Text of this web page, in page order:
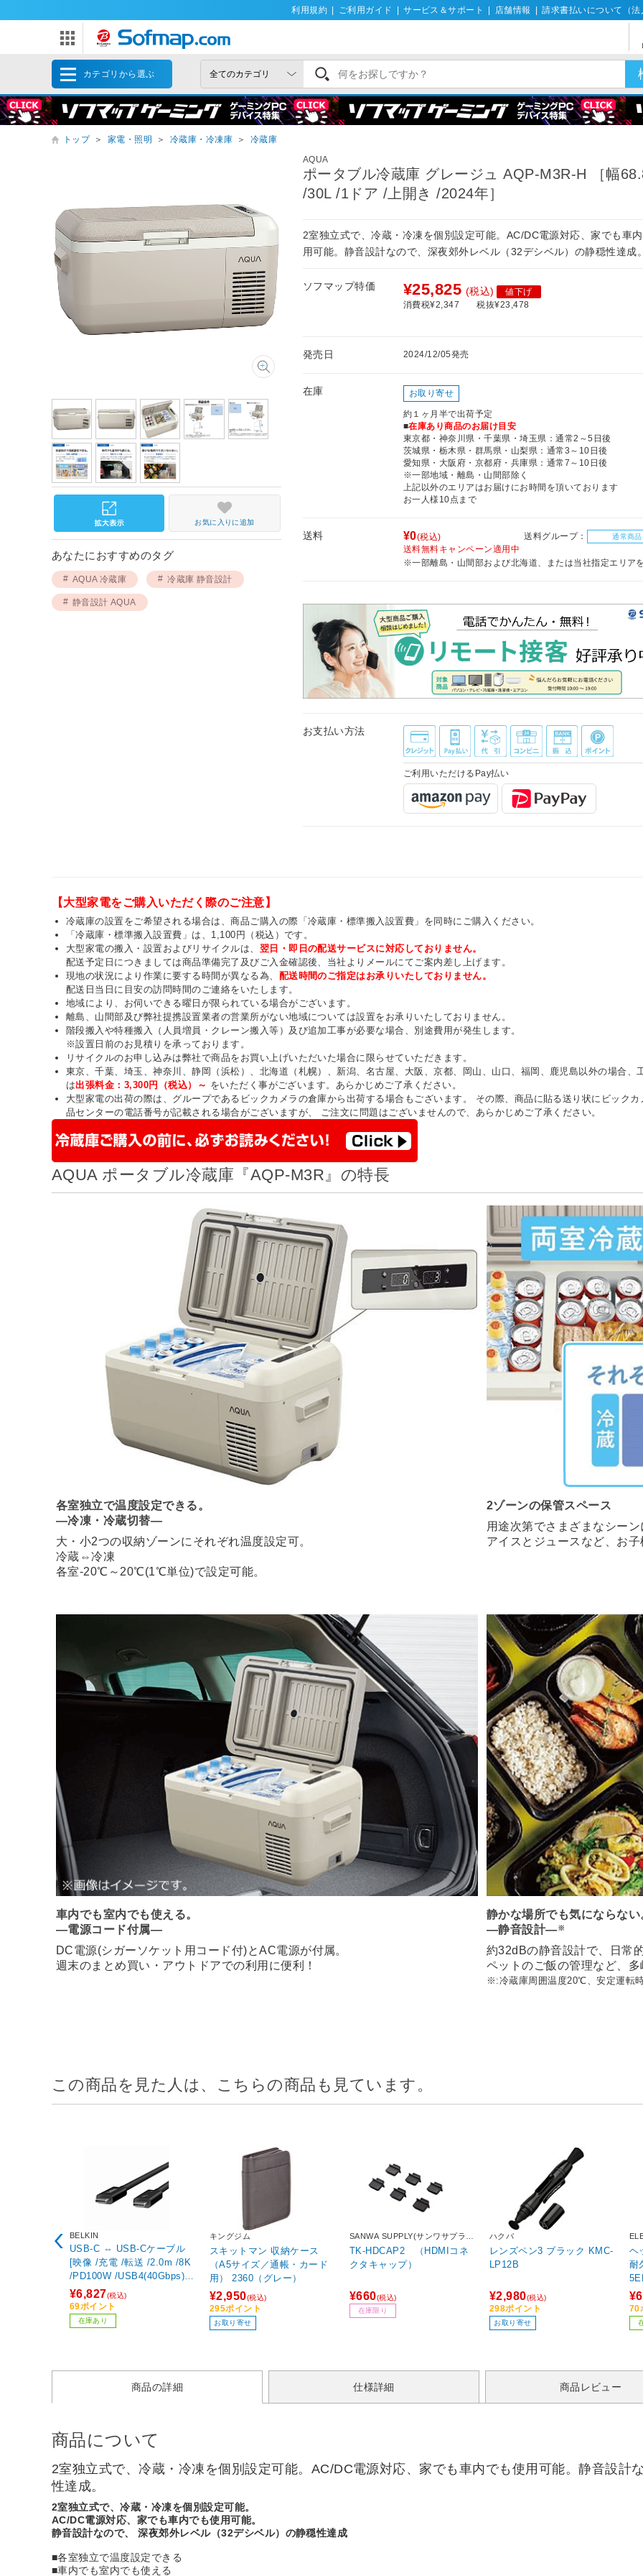
利用規約 ご利用ガイド サービス＆サポート 店舗情報 請求書払いについて（法
カテゴリから選ぶ
トップ ＞ 家電・照明 ＞ 冷蔵庫・冷凍庫 ＞
冷蔵庫
AQUA
ポータブル冷蔵庫 グレージュ AQP-M3R-H ［幅
/30L /1ドア /上開き /2024年］
2室独立式で、冷蔵・冷凍を個別設定可能。AC/DC電源対応、家でも車
用可能。静音設計なので、深夜郊外レベル（32デシベル）の静穏性達成
ソフマップ特価 ¥25,825 (税込)
値下げ
消費税¥2,347
税抜¥23,478
発売日 2024/12/05発売
在庫 お取り寄せ
約１ヶ月半で出荷予定
■在庫あり商品のお届け目安
東京都・神奈川県・千葉県・埼玉県：通常2～5日後
茨城県・栃木県・群馬県・山梨県：通常3～10日後
愛知県・大阪府・京都府・兵庫県：通常7～10日後
※一部地域・離島・山間部除く
上記以外のエリアはお届けにお時間を頂いております
お一人様10点まで
送料 ¥0(税込) 送料グループ： 通常商品
送料無料キャンペーン適用中
※一部離島・山間部および北海道、または当社指定エリア
お支払い方法
ご利用いただけるPay払い
お気に入りに追加
あなたにおすすめのタグ
AQUA 冷蔵庫 冷蔵庫 静音設計
静音設計 AQUA
【大型家電をご購入いただく際のご注意】
冷蔵庫の設置をご希望される場合は、商品ご購入の際「冷蔵庫・標準搬入設置費」を同時にご購入ください。
「冷蔵庫・標準搬入設置費」は、1,100円（税込）です。
大型家電の搬入・設置およびリサイクルは、 翌日・即日の配送サービスに対応しておりません。
配送予定日につきましては商品準備完了及びご入金確認後、当社よりメールにてご案内差し上げます。
現地の状況により作業に要する時間が異なる為、 配送時間のご指定はお承りいたしておりません。
配送日当日に目安の訪問時間のご連絡をいたします。
地域により、お伺いできる曜日が限られている場合がございます。
離島、山間部及び弊社提携設置業者の営業所がない地域については設置をお承りいたしておりません。
階段搬入や特種搬入（人員増員・クレーン搬入等）及び追加工事が必要な場合、別途費用が発生します。
※設置日前のお見積りを承っております。
リサイクルのお申し込みは弊社で商品をお買い上げいただいた場合に限らせていただきます。
東京、千葉、埼玉、神奈川、静岡（浜松）、北海道（札幌）、新潟、名古屋、大阪、京都、岡山、山口、福岡、鹿児島以外の場合
は出張料金：3,300円（税込）～ をいただく事がございます。あらかじめご了承ください。
大型家電の出荷の際は、グループであるビックカメラの倉庫から出荷する場合もございます。 その際、商品に貼る送り状にビック
品センターの電話番号が記載される場合がございますが、 ご注文に問題はございませんので、あらかじめご了承ください。
AQUA ポータブル冷蔵庫『AQP-M3R』の特長
各室独立で温度設定できる。
―冷凍・冷蔵切替―
大・小2つの収納ゾーンにそれぞれ温度設定可。
冷蔵⇔冷凍
各室-20℃～20℃(1℃単位)で設定可能。
2ゾーンの保管スペース
用途次第でさまざまなシー
アイスとジュースなど、お
車内でも室内でも使える。
―電源コード付属―
DC電源(シガーソケット用コード付)とAC電源が付属。
週末のまとめ買い・アウトドアでの利用に便利！
静かな場所でも気にならない
―静音設計―※
約32dBの静音設計で、日常
ペットのご飯の管理など、
※:冷蔵庫周囲温度20℃、安定運転
この商品を見た人は、こちらの商品も見ています。
BELKIN
USB-C ⇔ USB-Cケーブル
[映像 /充電 /転送 /2.0m /8K
/PD100W /USB4(40Gbps)]
Thunderbolt4ケーブル ブラ
ック INZ002bt2MBK ［USB
-C ⇔ USB-C /8K］
¥6,827(税込)
69ポイント
在庫あり
キングジム
スキットマン 収納ケース
（A5サイズ／通帳・カード
用） 2360（グレー）
¥2,950(税込)
295ポイント
お取り寄せ
SANWA SUPPLY(サンワサプラ
イ)
TK-HDCAP2 （HDMIコネ
クタキャップ）
¥660(税込)
在庫限り
ハクバ
レンズペン3 ブラック KMC-
LP12B
¥2,980(税込)
298ポイント
お取り寄せ
ヘ
耐
70
商品の詳細 仕様詳細 商品レビュー
商品について
2室独立式で、冷蔵・冷凍を個別設定可能。AC/DC電源対応、家でも車内でも使用可能。静音設計
性達成。
2室独立式で、冷蔵・冷凍を個別設定可能。
AC/DC電源対応、家でも車内でも使用可能。
静音設計なので、 深夜郊外レベル（32デシベル）の静穏性達成
■各室独立で温度設定できる
■車内でも室内でも使える